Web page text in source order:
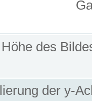
des
der y-